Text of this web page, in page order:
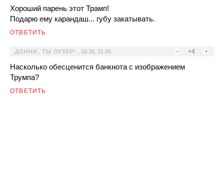
Хороший парень этот Трамп!
Подарю ему карандаш... губу закатывать.
ОТВЕТИТЬ
– +4 +
ДОННИ, ТЫ ЛУЗЕР! 16:30, 31.05
Насколько обесценится банкнота с изображением
Трумпа?
ОТВЕТИТЬ